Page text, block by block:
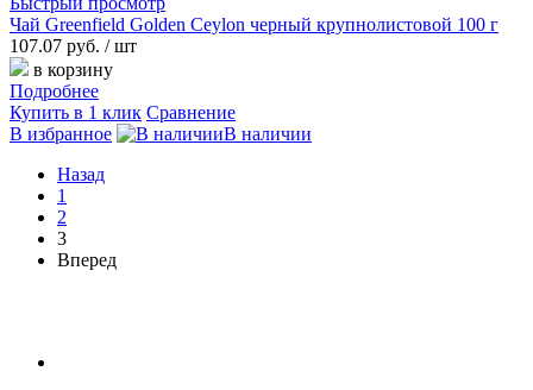
Чай Greenfield Golden Ceylon черный крупнолистовой 100 г
107.07 руб. / шт
в корзину
Подробнее
Купить в 1 клик Сравнение
В избранное
В наличии
Назад
1
2
3
Вперед